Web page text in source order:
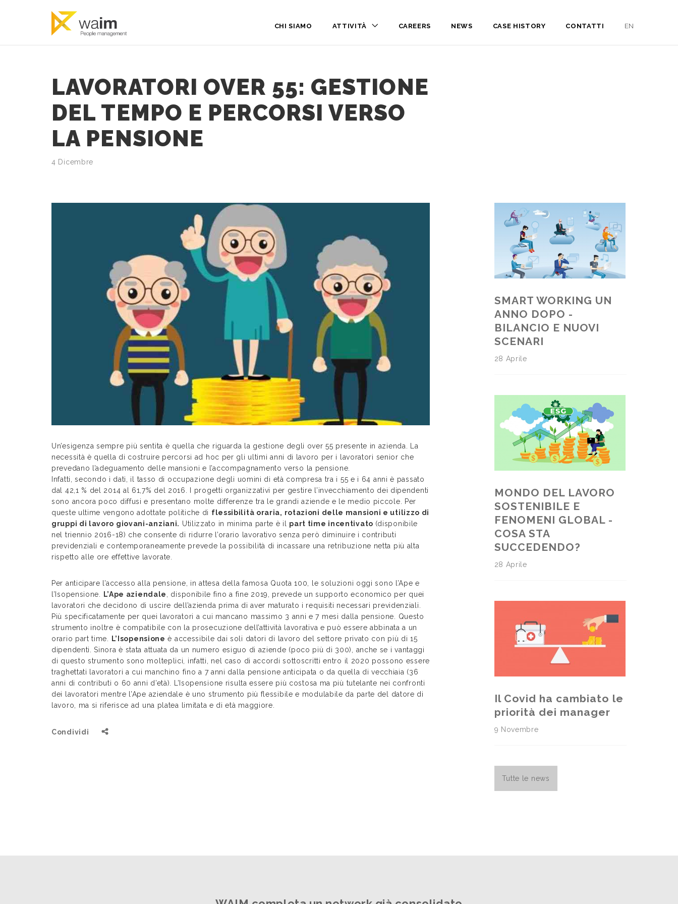
CHI SIAMO ATTIVITÀ CAREERS NEWS CASE HISTORY CONTATTI EN
LAVORATORI OVER 55: GESTIONE
DEL TEMPO E PERCORSI VERSO
LA PENSIONE
4 Dicembre
Un’esigenza sempre più sentita è quella che riguarda la gestione degli over 55 presente in azienda. La
necessità è quella di costruire percorsi ad hoc per gli ultimi anni di lavoro per i lavoratori senior che
prevedano l’adeguamento delle mansioni e l’accompagnamento verso la pensione.
Infatti, secondo i dati, il tasso di occupazione degli uomini di età compresa tra i 55 e i 64 anni è passato
dal 42,1 % del 2014 al 61,7% del 2016. I progetti organizzativi per gestire l’invecchiamento dei dipendenti
sono ancora poco diffusi e presentano molte differenze tra le grandi aziende e le medio piccole. Per
queste ultime vengono adottate politiche di flessibilità oraria, rotazioni delle mansioni e utilizzo di
gruppi di lavoro giovani-anziani. Utilizzato in minima parte è il part time incentivato (disponibile
nel triennio 2016-18) che consente di ridurre l’orario lavorativo senza però diminuire i contributi
previdenziali e contemporaneamente prevede la possibilità di incassare una retribuzione netta più alta
rispetto alle ore effettive lavorate.
Per anticipare l’accesso alla pensione, in attesa della famosa Quota 100, le soluzioni oggi sono l’Ape e
l’Isopensione.
L’Ape aziendale
, disponibile fino a fine 2019, prevede un supporto economico per quei
lavoratori che decidono di uscire dell’azienda prima di aver maturato i requisiti necessari previdenziali.
Più specificatamente per quei lavoratori a cui mancano massimo 3 anni e 7 mesi dalla pensione. Questo
strumento inoltre è compatibile con la prosecuzione dell’attività lavorativa e può essere abbinata a un
orario part time.
L’Isopensione è accessibile dai soli datori di lavoro del settore privato con più di 15
dipendenti. Sinora è stata attuata da un numero esiguo di aziende (poco più di 300), anche se i vantaggi
di questo strumento sono molteplici, infatti, nel caso di accordi sottoscritti entro il 2020 possono essere
traghettati lavoratori a cui manchino fino a 7 anni dalla pensione anticipata o da quella di vecchiaia (36
anni di contributi o 60 anni d’età). L’Isopensione risulta essere più costosa ma più tutelante nei confronti
dei lavoratori mentre l’Ape aziendale è uno strumento più flessibile e modulabile da parte del datore di
lavoro, ma si riferisce ad una platea limitata e di età maggiore.
Condividi
SMART WORKING UN
ANNO DOPO -
BILANCIO E NUOVI
SCENARI
28 Aprile
MONDO DEL LAVORO
SOSTENIBILE E
FENOMENI GLOBAL -
COSA STA
SUCCEDENDO?
28 Aprile
Il Covid ha cambiato le
priorità dei manager
9 Novembre
Tutte le news